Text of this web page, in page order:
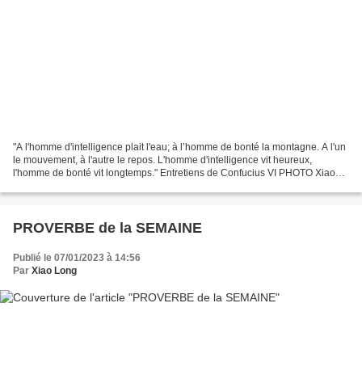
"A l'homme d'intelligence plait l'eau; à l’homme de bonté la montagne. A l'un
le mouvement, à l'autre le repos. L'homme d'intelligence vit heureux,
l'homme de bonté vit longtemps." Entretiens de Confucius VI PHOTO Xiao
PROVERBE de la SEMAINE
Publié le 07/01/2023 à 14:56
Par Xiao Long